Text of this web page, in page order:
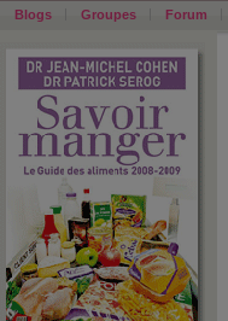
Blogs Groupes Forum